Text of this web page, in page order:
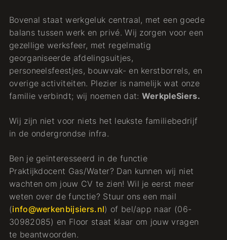
Bovenal staat werkgeluk centraal, met een goede
balans tussen werk en privé. Wij zorgen voor een
gezellige werksfeer, met regelmatig
georganiseerde afdelingsuitjes,
personeelsfeestjes, bouwvak- en kerstborrels, en
overige activiteiten. Plezier is namelijk wat onze
familie verbindt; wij noemen dat: WerkpleSiers.
Wij zijn niet voor niets het leukste familiebedrijf
in de ondergrondse infra.
Ben je geïnteresseerd in de functie
Praktijkdocent Gas/Water? Dan kunnen wij niet
wachten om jouw CV te zien! Wil je eerst meer
weten over de functie? Stuur ons een mail
(info@werkenbijsiers.nl) of bel/app naar (06-
30982085) en Floor staat klaar om jouw vragen
te beantwoorden.